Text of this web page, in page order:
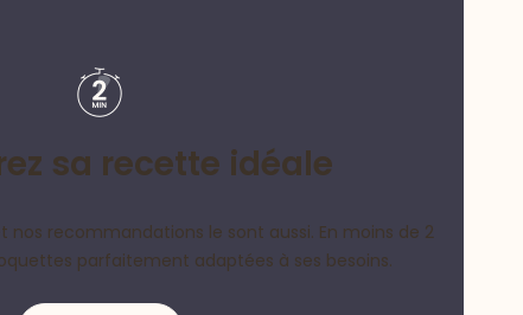
sa recette idéale
nos recommandations le sont aussi. En moins de 2
parfaitement adaptées à ses besoins.